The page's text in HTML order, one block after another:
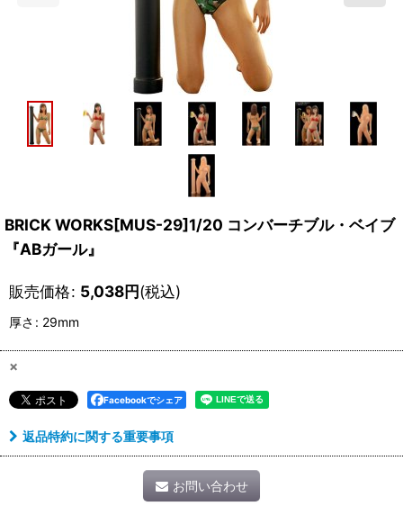
BRICK WORKS[MUS-29]1/20 コンバーチブル・ベイブ
『ABガール』
販売価格: 5,038円(税込)
厚さ : 29mm
×
Facebookでシェア
返品特約に関する重要事項
お問い合わせ